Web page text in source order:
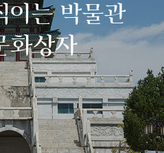
이는 박물관
화상자